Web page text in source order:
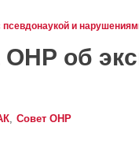
псевдонаукой и
об
Совет ОНР